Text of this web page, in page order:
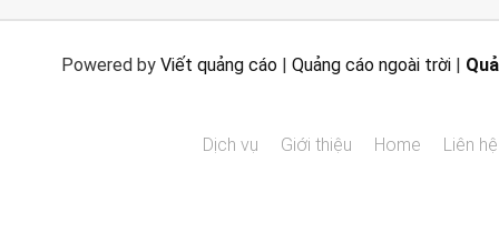
Powered by Viết quảng cáo Quảng cáo ngoài trời
Dịch vụ Giới thiệu Home Liên hệ